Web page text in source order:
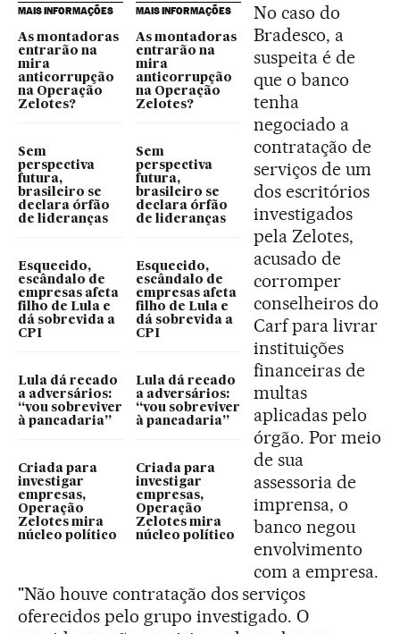
MAIS INFORMAÇÕES
As montadoras
entrarão na
mira
anticorrupção
na Operação
Zelotes?
Sem
perspectiva
futura,
brasileiro se
declara órfão
de lideranças
Esquecido,
escândalo de
empresas afeta
filho de Lula e
dá sobrevida a
CPI
Lula dá recado
a adversários:
“vou sobreviver
à pancadaria”
Criada para
investigar
empresas,
Operação
Zelotes mira
núcleo político
MAIS INFORMAÇÕES
As montadoras
entrarão na
mira
anticorrupção
na Operação
Zelotes?
Sem
perspectiva
futura,
brasileiro se
declara órfão
de lideranças
Esquecido,
escândalo de
empresas afeta
filho de Lula e
dá sobrevida a
CPI
Lula dá recado
a adversários:
“vou sobreviver
à pancadaria”
Criada para
investigar
empresas,
Operação
Zelotes mira
núcleo político
No caso do
Bradesco, a
suspeita é de
que o banco
tenha
negociado a
contratação de
serviços de um
dos escritórios
investigados
pela Zelotes,
acusado de
corromper
conselheiros do
Carf para livrar
instituições
financeiras de
multas
aplicadas pelo
órgão. Por meio
de sua
assessoria de
imprensa, o
banco negou
envolvimento
com a empresa.
"Não houve contratação dos serviços
oferecidos pelo grupo investigado. O